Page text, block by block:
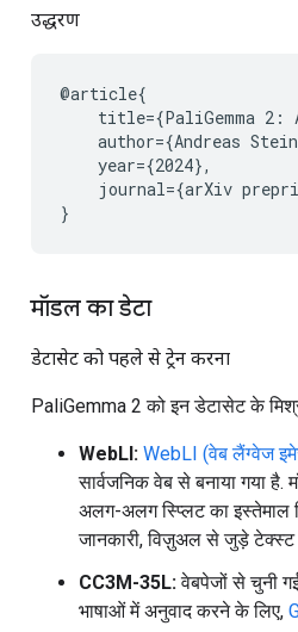
उद्धरण
@article{
title={PaliGemma 2:
author={Andreas
    year={2024},
journal={arXiv
मॉडल का डेटा
डेटासेट को पहले से ट्रेन करना
PaliGemma 2 को इन डेटासेट के
WebLI: WebLI (वेब लैंग्वेज
सार्वजनिक वेब से बनाया गया
अलग-अलग स्प्लिट का
जानकारी, विज़ुअल से जुड़े
CC3M-35L:वेबपेजों से चुनी
भाषाओं में अनुवाद करने के लिए,